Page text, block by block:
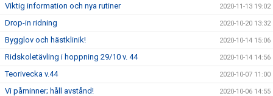
Viktig information och nya rutiner 2020-11-13 19:02
Drop-in ridning 2020-10-20 13:32
Bygglov och hästklinik! 2020-10-14 15:06
Ridskoletävling i hoppning 29/10 v. 44 2020-10-14 14:56
Teorivecka v.44 2020-10-07 11:00
Vi påminner; håll avstånd! 2020-10-06 14:55